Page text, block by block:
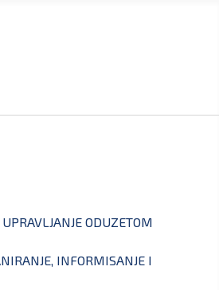
ODUZETOM
INFORMISANJE I